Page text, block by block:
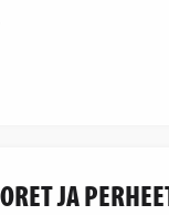
JA